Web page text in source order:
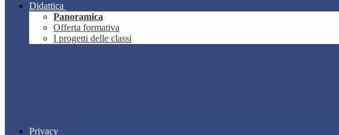
Didattica
Panoramica
Offerta formativa
I progetti delle classi
Privacy